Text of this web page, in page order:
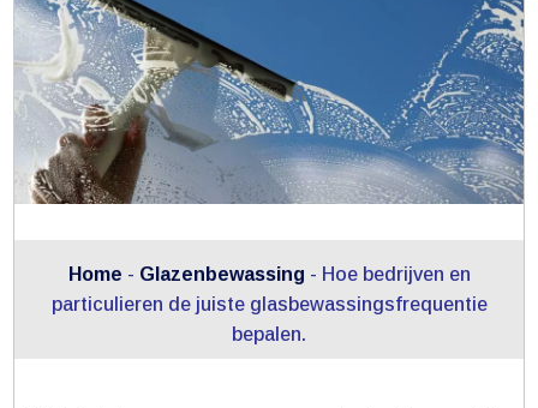
Home - Glazenbewassing - Hoe bedrijven en
particulieren de juiste glasbewassingsfrequentie
bepalen.​